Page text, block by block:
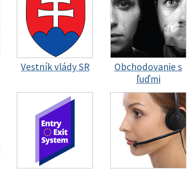
Vestník vlády SR
Obchodovanie s
ľuďmi